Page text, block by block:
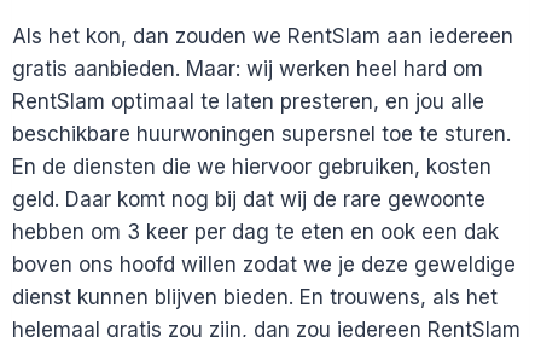
MAAR
DE
MAKELAAR
STUURT
ME
TOCH
EEN
REKENING?
Als het kon, dan zouden we RentSlam aan iedereen
gratis aanbieden. Maar: wij werken heel hard om
RentSlam optimaal te laten presteren, en jou alle
beschikbare huurwoningen supersnel toe te sturen.
En de diensten die we hiervoor gebruiken, kosten
geld. Daar komt nog bij dat wij de rare gewoonte
hebben om 3 keer per dag te eten en ook een dak
boven ons hoofd willen zodat we je deze geweldige
dienst kunnen blijven bieden. En trouwens, als het
helemaal gratis zou zijn, dan zou iedereen RentSlam